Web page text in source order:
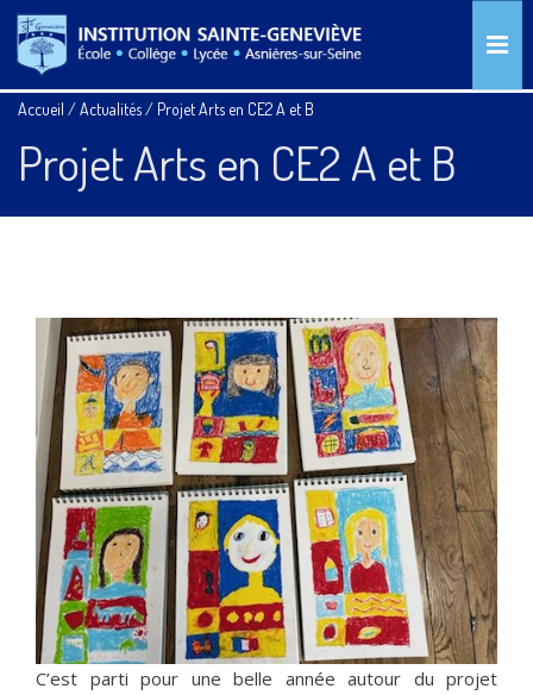
Accueil /Actualités/ Projet Arts en CE2 A et B
Projet Arts en CE2 A et B
C’est parti pour une belle année autour du projet